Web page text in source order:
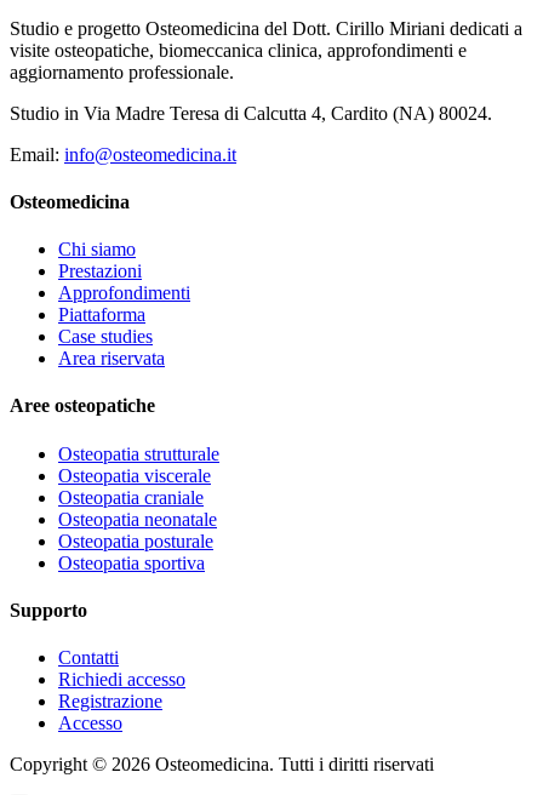
Studio e progetto Osteomedicina del Dott. Cirillo Miriani dedicati a
visite osteopatiche, biomeccanica clinica, approfondimenti e
aggiornamento professionale.
Studio in Via Madre Teresa di Calcutta 4, Cardito (NA) 80024.
Email: info@osteomedicina.it
Osteomedicina
Chi siamo
Prestazioni
Approfondimenti
Piattaforma
Case studies
Area riservata
Aree osteopatiche
Osteopatia strutturale
Osteopatia viscerale
Osteopatia craniale
Osteopatia neonatale
Osteopatia posturale
Osteopatia sportiva
Supporto
Contatti
Richiedi accesso
Registrazione
Accesso
Copyright © 2026 Osteomedicina. Tutti i diritti riservati